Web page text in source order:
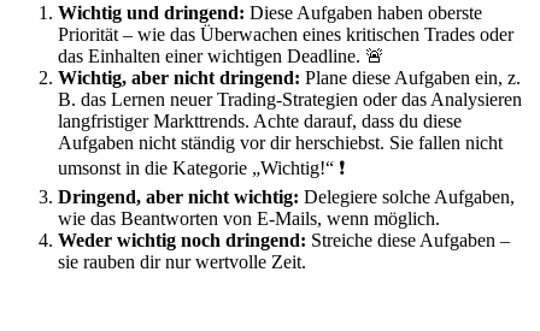
Wichtig und dringend: Diese Aufgaben haben oberste
Priorität – wie das Überwachen eines kritischen Trades oder
das Einhalten einer wichtigen Deadline. 🚨
Wichtig, aber nicht dringend: Plane diese Aufgaben ein, z.
B. das Lernen neuer Trading-Strategien oder das Analysieren
langfristiger Markttrends. Achte darauf, dass du diese
Aufgaben nicht ständig vor dir herschiebst. Sie fallen nicht
umsonst in die Kategorie „Wichtig!“ ❗
Dringend, aber nicht wichtig: Delegiere solche Aufgaben,
wie das Beantworten von E-Mails, wenn möglich.
Weder wichtig noch dringend: Streiche diese Aufgaben –
sie rauben dir nur wertvolle Zeit.